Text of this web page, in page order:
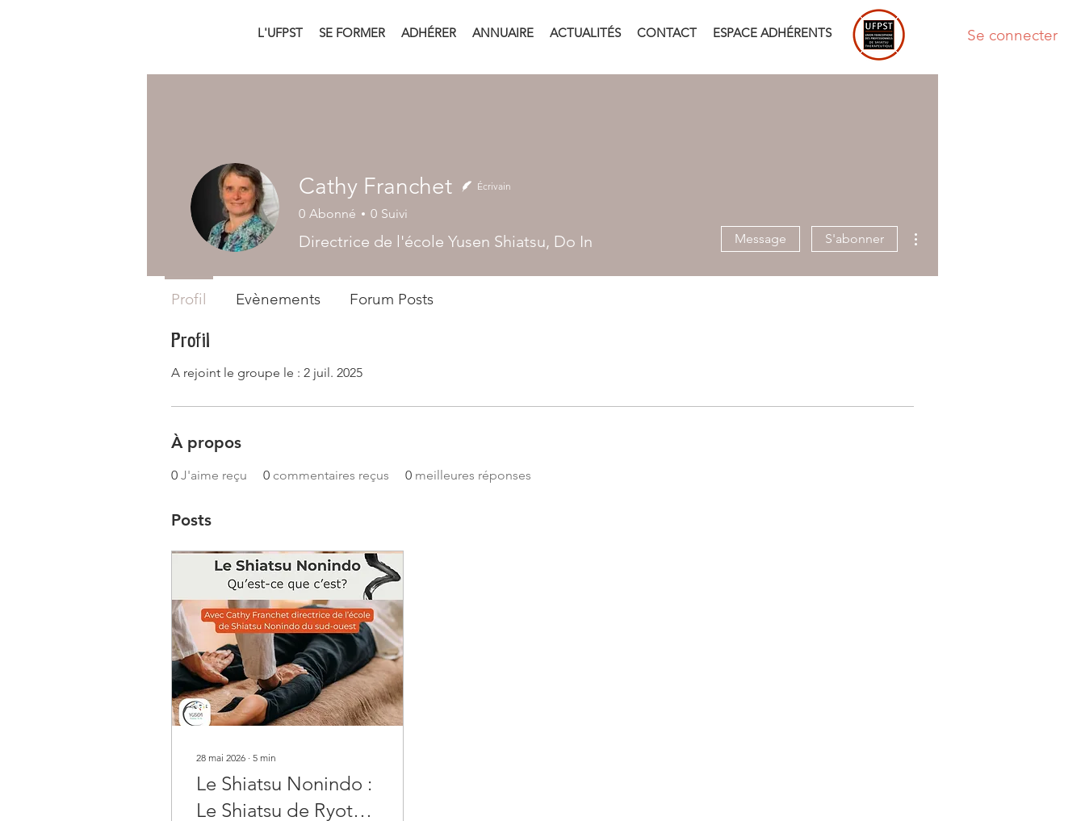
L'UFPST SE FORMER ADHÉRER ANNUAIRE ACTUALITÉS CONTACT ESPACE ADHÉRENTS Se connecter
Profil
A rejoint le groupe le : 2 juil. 2025
À propos
0 J'aime reçu 0 commentaires reçus 0 meilleures réponses
Posts
28 mai 2026 ∙ 5 min
Le Shiatsu Nonindo :
Le Shiatsu de Ryotan
Cathy Franchet Écrivain
0 Abonné 0 Suivi
Directrice de l'école Yusen Shiatsu, Do In Message S'abonner
Profil Evènements Forum Posts